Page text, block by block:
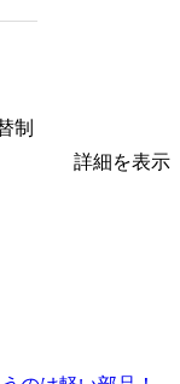
制
詳細を表示